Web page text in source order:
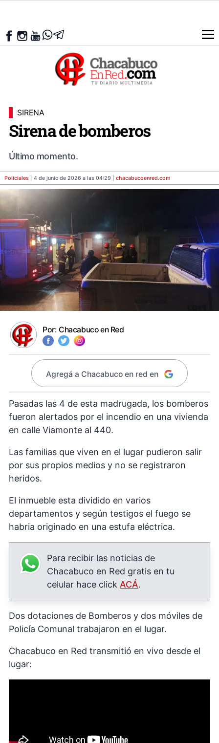
SIRENA
Sirena de bomberos
Último momento.
Policiales | 4 de junio de 2026 a las 04:29 | chacabucoenred.com
Por: Chacabuco en Red
Agregá a Chacabuco en red en
Pasadas las 4 de esta madrugada, los bomberos
fueron alertados por el incendio en una vivienda
en calle Viamonte al 440.
Las familias que viven en el lugar pudieron salir
por sus propios medios y no se registraron
heridos.
El inmueble esta dividido en varios
departamentos y según testigos el fuego se
habria originado en una estufa eléctrica.
Para recibir las noticias de
Chacabuco en Red gratis en tu
celular hace click ACÁ.
Dos dotaciones de Bomberos y dos móviles de
Policía Comunal trabajaron en el lugar.
Chacabuco en Red transmitió en vivo desde el
lugar: